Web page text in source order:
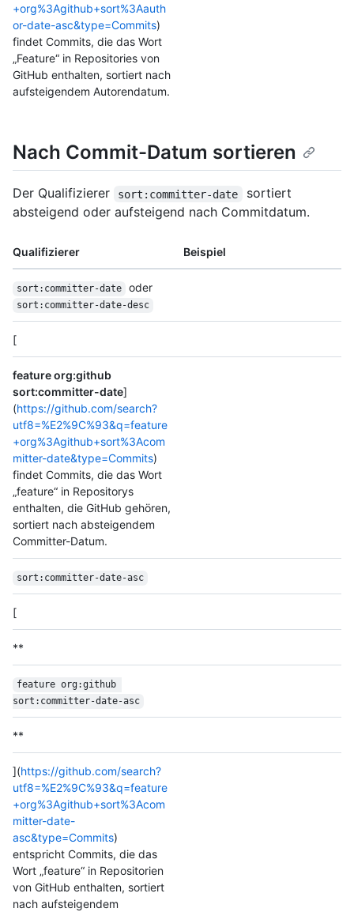
+org%3Agithub+sort%3Aauth
or-date-asc&type=Commits)
findet Commits, die das Wort
„Feature“ in Repositories von
GitHub enthalten, sortiert nach
aufsteigendem Autorendatum.
Nach Commit-Datum sortieren
Der Qualifizierer sort:committer-date
sortiert
absteigend oder aufsteigend nach Commitdatum.
Qualifizierer Beispiel
sort:committer-date oder
sort:committer-date-desc
[
feature org:github
sort:committer-date]
(https://github.com/search?
utf8=%E2%9C%93&q=feature
+org%3Agithub+sort%3Acom
mitter-date&type=Commits)
findet Commits, die das Wort
„feature“ in Repositorys
enthalten, die GitHub gehören,
sortiert nach absteigendem
Committer-Datum.
sort:committer-date-asc
[
**
feature org:github
sort:committer-date-asc
**
](https://github.com/search?
utf8=%E2%9C%93&q=feature
+org%3Agithub+sort%3Acom
mitter-date-
asc&type=Commits)
entspricht Commits, die das
Wort „feature“ in Repositorien
von GitHub enthalten, sortiert
nach aufsteigendem